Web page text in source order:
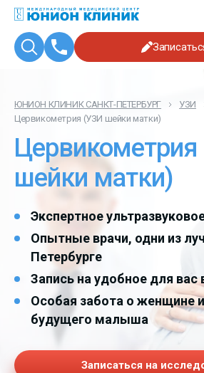
ЮНИОН КЛИНИК САНКТ-ПЕТЕРБУРГ
УЗИ
Цервикометрия (УЗИ шейки матки)
шейки матки)
Экспертное
Опытные врачи, одни из
Петербурге
Запись на удобное для вас
Особая забота о женщине
будущего малыша
Записаться на